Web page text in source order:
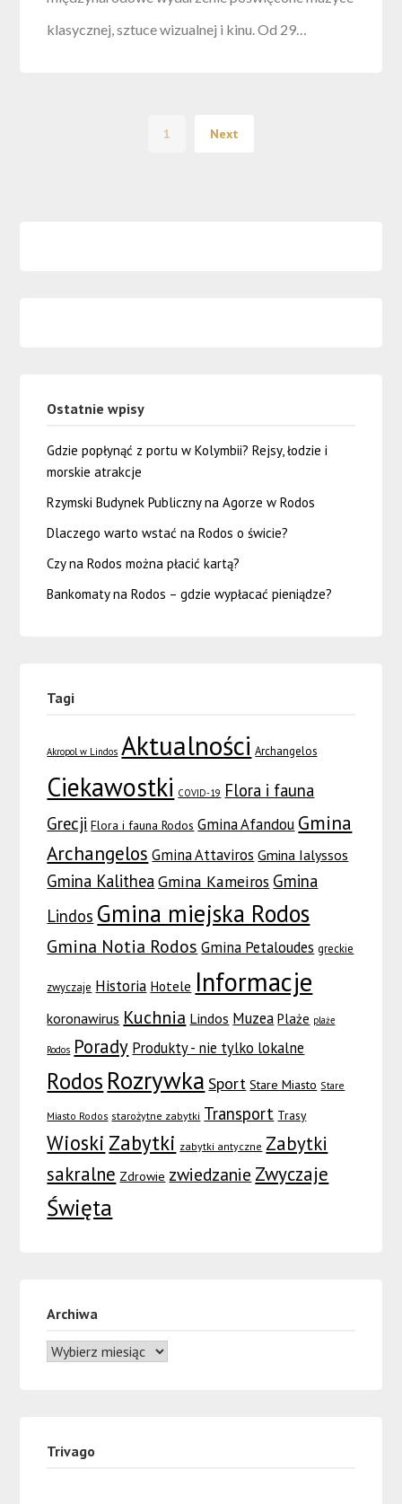
klasycznej, sztuce wizualnej i kinu. Od 29…
1 Next
Ostatnie wpisy
Gdzie popłynąć z portu w Kolymbii? Rejsy, łodzie i
morskie atrakcje
Rzymski Budynek Publiczny na Agorze w Rodos
Dlaczego warto wstać na Rodos o świcie?
Czy na Rodos można płacić kartą?
Bankomaty na Rodos – gdzie wypłacać pieniądze?
Tagi
Akropol w Lindos Aktualności Archangelos
Ciekawostki COVID-19 Flora i fauna
Grecji Flora i fauna Rodos Gmina Afandou Gmina
Archangelos Gmina Attaviros Gmina Ialyssos
Gmina KalitheaGmina Kameiros Gmina
Lindos Gmina miejska Rodos
Gmina Notia Rodos Gmina Petaloudes greckie
zwyczaje Historia Hotele Informacje
koronawirus Kuchnia Lindos Muzea Plaże plaże
Rodos Porady Produkty - nie tylko lokalne
Rodos Rozrywka Sport Stare Miasto Stare
Miasto Rodos starożytne zabytki Transport Trasy
Wioski Zabytki zabytki antyczne Zabytki
sakralne Zdrowie zwiedzanie Zwyczaje
Święta
Archiwa
Trivago